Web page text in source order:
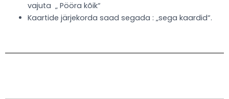
vajuta „ Pööra kõik“
Kaartide järjekorda saad segada : „sega kaardid“.